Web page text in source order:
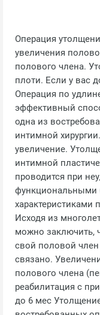
Операция
увеличения
полового члена.
плоти. Если у вас
Операция по
эффективный
одна из
интимной
увеличение.
интимной
проводится при
функциональными
характеристиками
Исходя из
можно заключить,
свой половой
связано.
полового члена
реабилитация с
до 6 мес